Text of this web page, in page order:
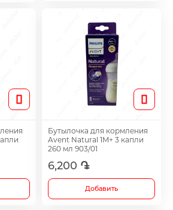
препараты
препараты
повышения потенции
и настойки
Бутылочка для кормления
Avent Natural 1M+ 3 капли
260 мл 903/01
6,200 ֏
Добавить